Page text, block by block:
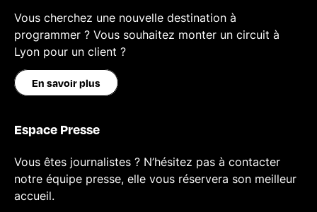
Vous cherchez une nouvelle destination à
programmer ? Vous souhaitez monter un circuit à
Lyon pour un client ?
En savoir plus
Espace Presse
Vous êtes journalistes ? N’hésitez pas à contacter
notre équipe presse, elle vous réservera son meilleur
accueil.